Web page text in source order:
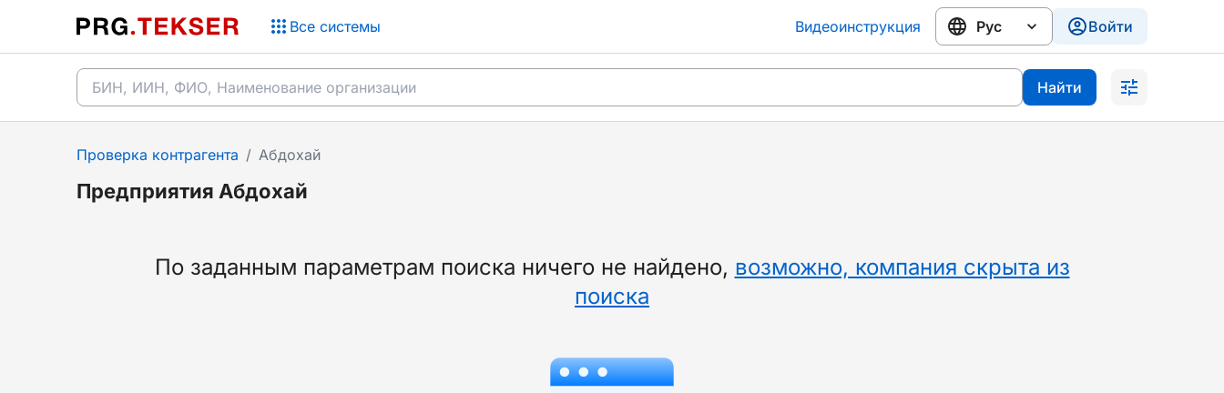
Все системы Видеоинструкция Войти
Найти
Проверка контрагента / Абдохай
Предприятия Абдохай
По заданным параметрам поиска ничего не найдено, возможно, компания скрыта из
поиска